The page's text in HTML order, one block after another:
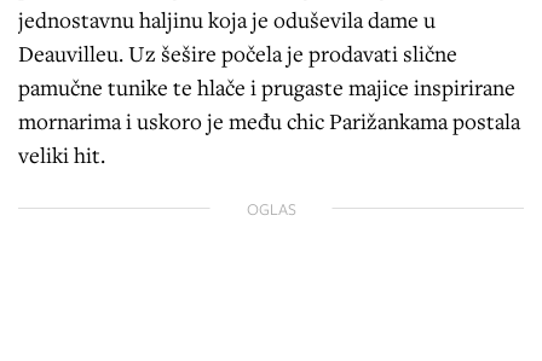
jednostavnu haljinu koja je oduševila dame u
Deauvilleu. Uz šešire počela je prodavati slične
pamučne tunike te hlače i prugaste majice inspirirane
mornarima i uskoro je među chic Parižankama postala
veliki hit.
OGLAS